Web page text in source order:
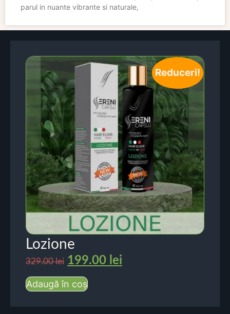
parul in nuante vibrante si naturale,
Reduceri!
Lozione
329.00lei 199.00 lei
Adaugă în coș